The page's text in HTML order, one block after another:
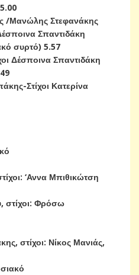
/Μανώλης Στεφανάκης
Σπαντιδάκη
συρτό) 5.57
Δέσποινα Σπαντιδάκη
Στίχοι Κατερίνα
‘Αννα Μπιθικώτση
στίχοι: Φρόσω
στίχοι: Νίκος Μανιάς,